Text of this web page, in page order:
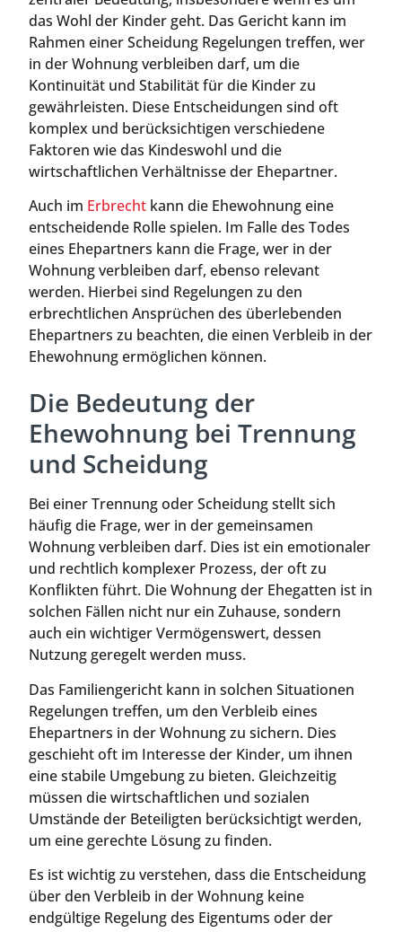
das Wohl der Kinder geht. Das Gericht kann im
Rahmen einer Scheidung Regelungen treffen, wer
in der Wohnung verbleiben darf, um die
Kontinuität und Stabilität für die Kinder zu
gewährleisten. Diese Entscheidungen sind oft
komplex und berücksichtigen verschiedene
Faktoren wie das Kindeswohl und die
wirtschaftlichen Verhältnisse der Ehepartner.
Auch im Erbrecht kann die Ehewohnung eine
entscheidende Rolle spielen. Im Falle des Todes
eines Ehepartners kann die Frage, wer in der
Wohnung verbleiben darf, ebenso relevant
werden. Hierbei sind Regelungen zu den
erbrechtlichen Ansprüchen des überlebenden
Ehepartners zu beachten, die einen Verbleib in der
Ehewohnung ermöglichen können.
Die Bedeutung der
Ehewohnung bei Trennung
und Scheidung
Bei einer Trennung oder Scheidung stellt sich
häufig die Frage, wer in der gemeinsamen
Wohnung verbleiben darf. Dies ist ein emotionaler
und rechtlich komplexer Prozess, der oft zu
Konflikten führt. Die Wohnung der Ehegatten ist in
solchen Fällen nicht nur ein Zuhause, sondern
auch ein wichtiger Vermögenswert, dessen
Nutzung geregelt werden muss.
Das Familiengericht kann in solchen Situationen
Regelungen treffen, um den Verbleib eines
Ehepartners in der Wohnung zu sichern. Dies
geschieht oft im Interesse der Kinder, um ihnen
eine stabile Umgebung zu bieten. Gleichzeitig
müssen die wirtschaftlichen und sozialen
Umstände der Beteiligten berücksichtigt werden,
um eine gerechte Lösung zu finden.
Es ist wichtig zu verstehen, dass die Entscheidung
über den Verbleib in der Wohnung keine
endgültige Regelung des Eigentums oder der